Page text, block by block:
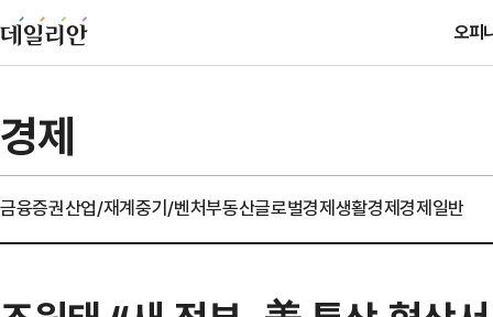
오피
경제
금융증권산업/재계중기/벤처부동산글로벌경제생활경제경제일반